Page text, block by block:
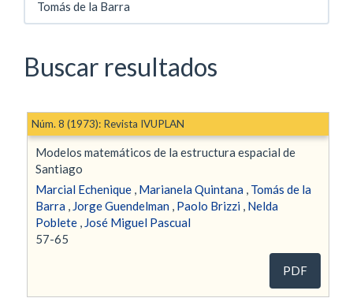
Buscar resultados
Modelos matemáticos de la estructura espacial de
Santiago
Marcial Echenique , Marianela Quintana , Tomás de la
Barra, Jorge Guendelman, Paolo Brizzi , Nelda
Poblete, José Miguel Pascual
57-65
Núm. 8 (1973): Revista IVUPLAN
PDF